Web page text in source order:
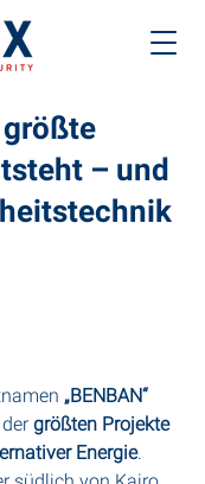
– und
„BENBAN“
größten Projekte
Energie.